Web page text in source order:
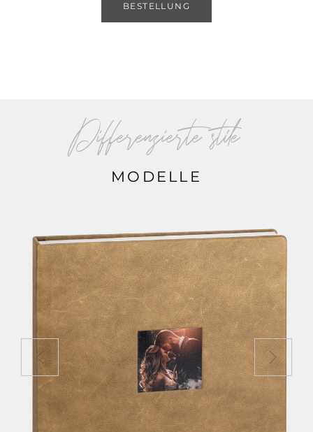
BESTELLUNG
Differenzierte stile
MODELLE